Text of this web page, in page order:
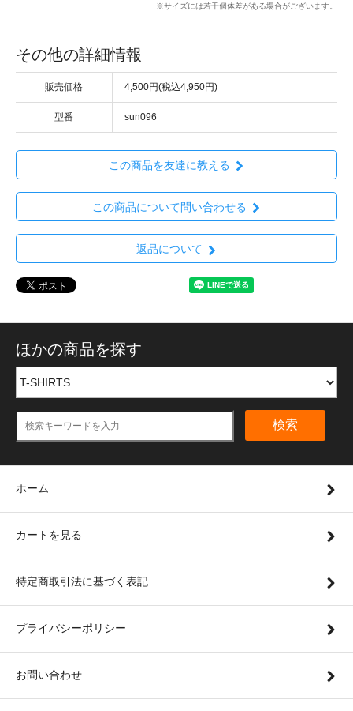
※サイズには若干個体差がある場合がございます。
その他の詳細情報
販売価格 4,500円(税込4,950円)
型番 sun096
この商品を友達に教える
この商品について問い合わせる
返品について
ほかの商品を探す
検索
ホーム
カートを見る
特定商取引法に基づく表記
プライバシーポリシー
お問い合わせ